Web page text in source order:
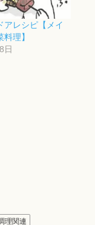
アレシピ【メイ
理】
日
理関連